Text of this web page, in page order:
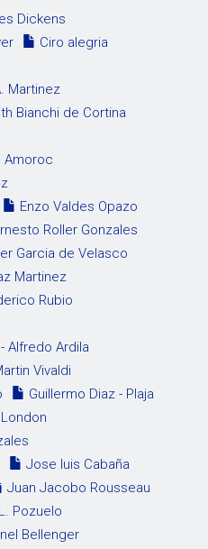
Dickens
Ciro alegria
Martinez
Bianchi de Cortina
Amoroc
Enzo Valdes Opazo
Roller Gonzales
Garcia de Velasco
Martinez
Rubio
Alfredo Ardila
Vivaldi
Guillermo Diaz - Plaja
Jose luis Cabaña
Juan Jacobo Rousseau
L. Pozuelo
Bellenger